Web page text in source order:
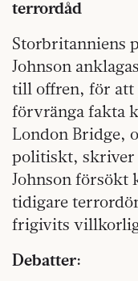
terrordåd
Storbritanniens
Johnson
till offren, för att
förvränga fakta
London Bridge,
politiskt, skriver
Johnson försökt
tidigare
frigivits
Debatter: